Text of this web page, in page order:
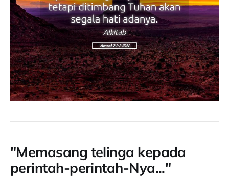
"Memasang telinga kepada
perintah-perintah-Nya..."